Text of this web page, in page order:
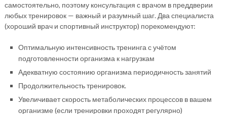
самостоятельно, поэтому консультация с врачом в преддверии
любых тренировок — важный и разумный шаг. Два специалиста
(хороший врач и спортивный инструктор) порекомендуют:
Оптимальную интенсивность тренинга с учётом
подготовленности организма к нагрузкам
Адекватную состоянию организма периодичность занятий
Продолжительность тренировок.
Увеличивает скорость метаболических процессов в вашем
организме (если тренировки проходят регулярно)